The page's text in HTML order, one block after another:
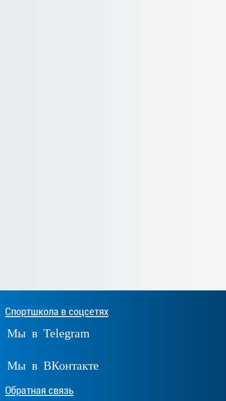
Спортшкола в соцсетях
Мы в Telegram
Мы в ВКонтакте
Обратная связь